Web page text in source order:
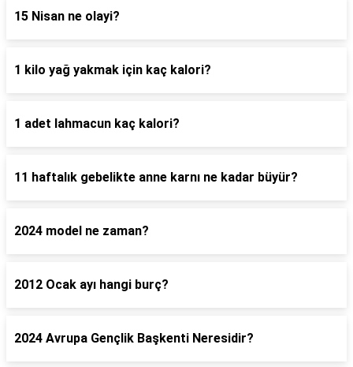
15 Nisan ne olayi?
1 kilo yağ yakmak için kaç kalori?
1 adet lahmacun kaç kalori?
11 haftalık gebelikte anne karnı ne kadar büyür?
2024 model ne zaman?
2012 Ocak ayı hangi burç?
2024 Avrupa Gençlik Başkenti Neresidir?